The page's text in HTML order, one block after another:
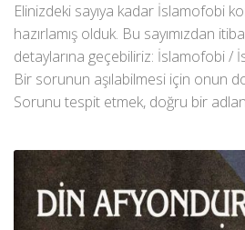
Elinizdeki sayıya kadar İslamofobi
hazırlamış olduk. Bu sayımızdan
detaylarına geçebiliriz: İslamofobi /
Bir sorunun aşılabilmesi için onun
Sorunu tespit etmek, doğru bir